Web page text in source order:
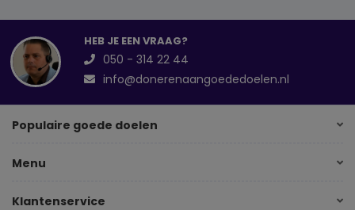
HEB JE EEN VRAAG?
050 - 314 22 44
info@donerenaangoededoelen.nl
Populaire goede doelen
Menu
Klantenservice